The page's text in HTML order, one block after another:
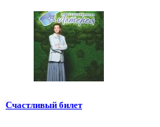
Счастливый билет